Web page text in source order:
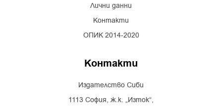
Лични данни
Контакти
ОПИК 2014-2020
Контакти
Издателство Сиби
1113 София, ж.к. „Изток“,